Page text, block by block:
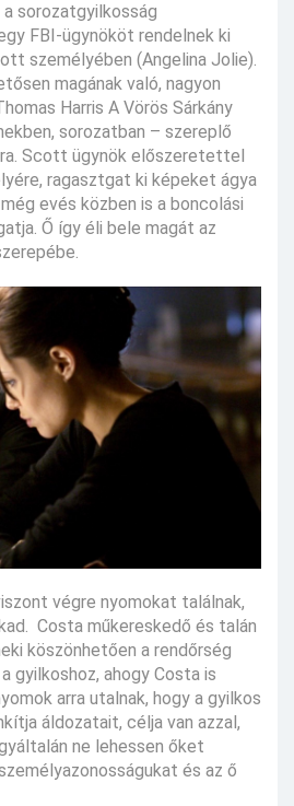
sorozatgyilkosság
FBI-ügynököt rendelnek ki
személyében (Angelina Jolie).
magának való, nagyon
Harris A Vörös Sárkány
sorozatban – szereplő
Scott ügynök előszeretettel
ragasztgat ki képeket ágya
evés közben is a boncolási
Ő így éli bele magát az
végre nyomokat találnak,
Costa műkereskedő és talán
köszönhetően a rendőrség
gyilkoshoz, ahogy Costa is
arra utalnak, hogy a gyilkos
áldozatait, célja van azzal,
ne lehessen őket
és az ő